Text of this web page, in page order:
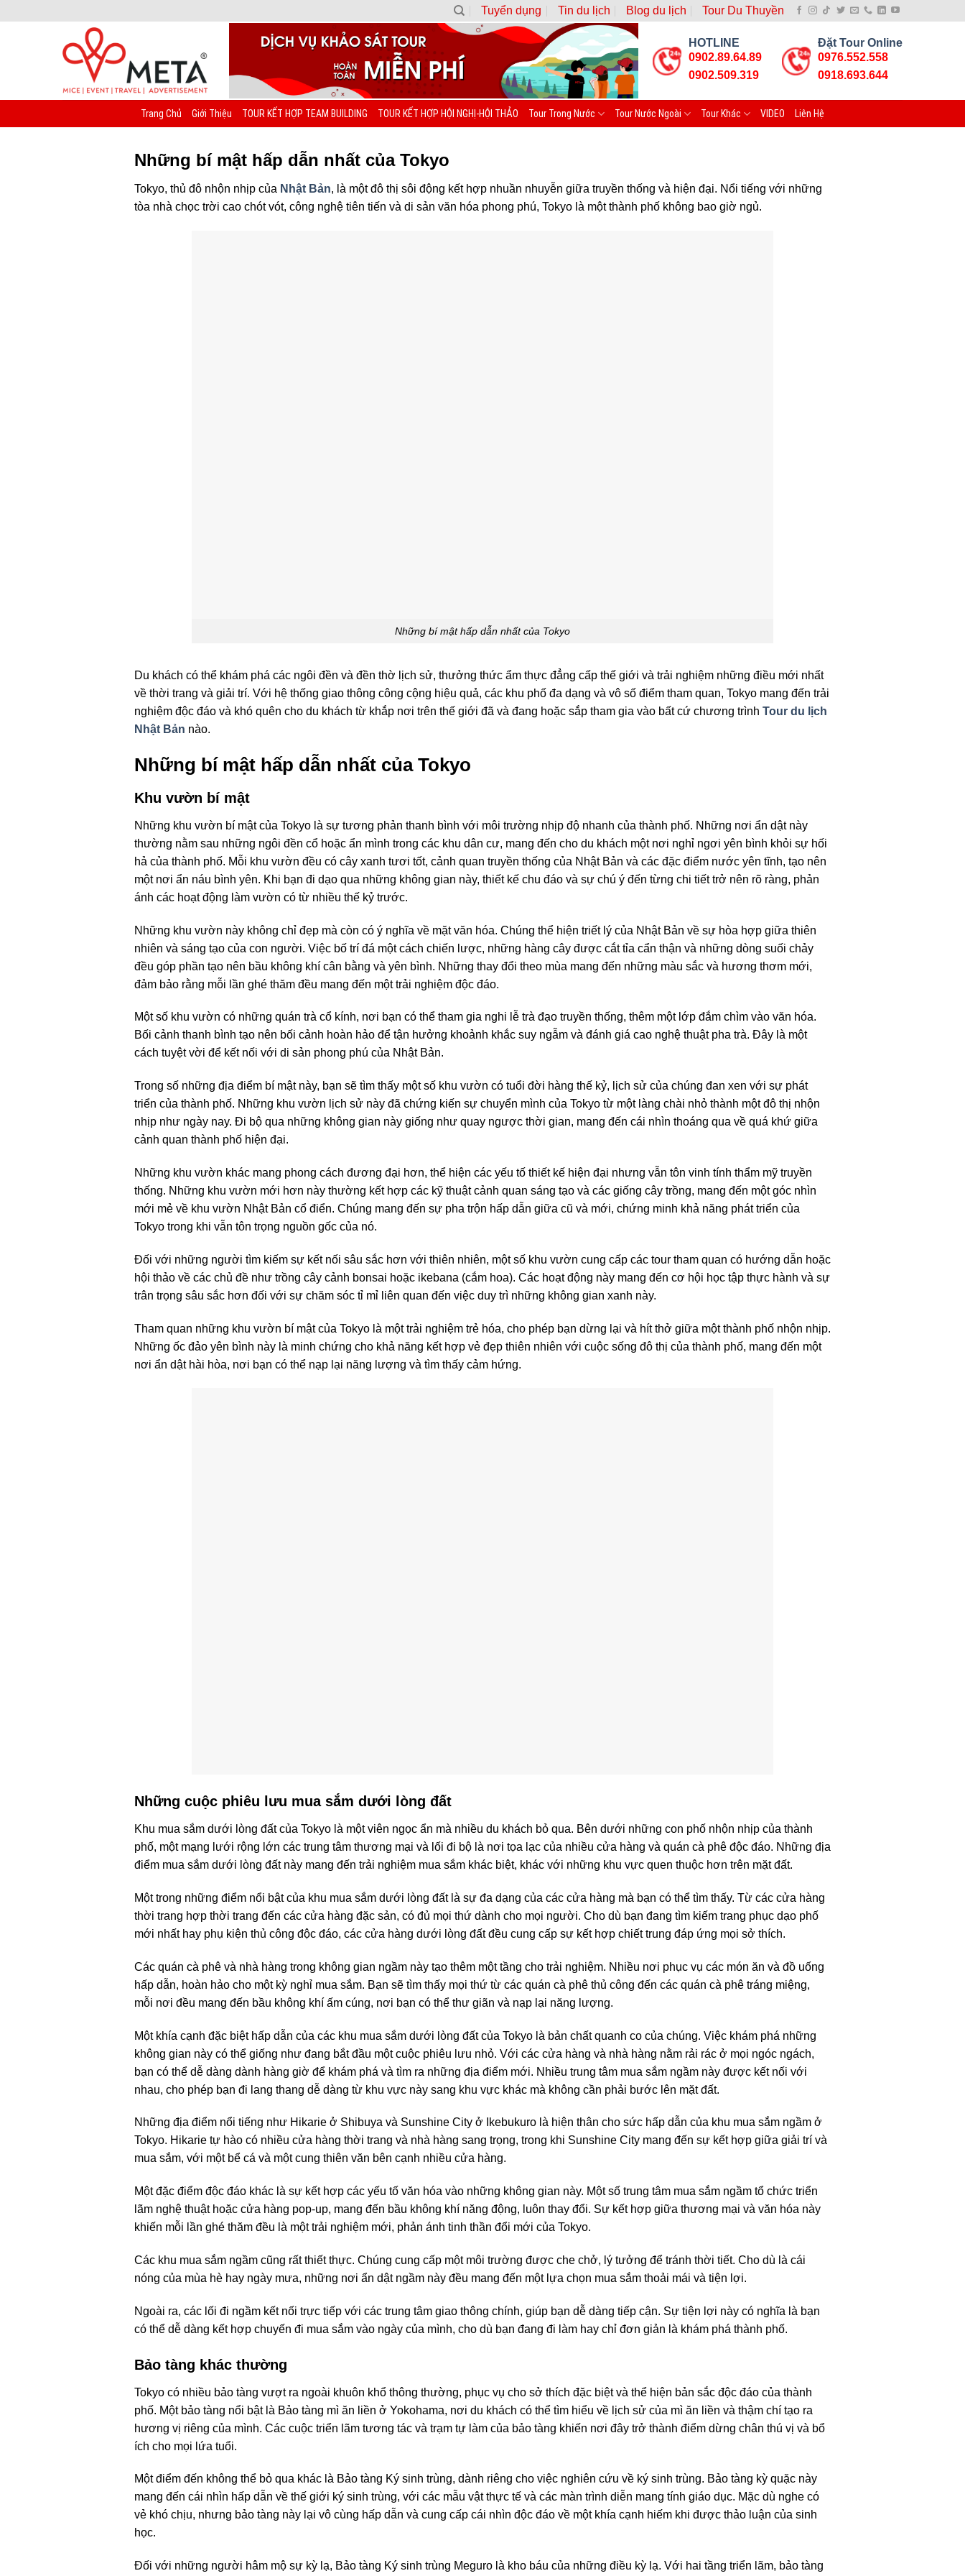
Tuyển dụng Tin du lịch Blog du lịch Tour Du Thuyền
HOTLINE
0902.89.64.89
0902.509.319
Đặt Tour Online
0976.552.558
0918.693.644
Trang Chủ Giới Thiệu TOUR KẾT HỢP TEAM BUILDING TOUR KẾT HỢP HỘI NGHỊ-HỘI THẢO Tour Trong Nước Tour Nước Ngoài Tour Khác VIDEO Liên Hệ
Những bí mật hấp dẫn nhất của Tokyo
Tokyo, thủ đô nhộn nhịp của Nhật Bản, là một đô thị sôi động kết hợp nhuần nhuyễn giữa truyền thống và hiện đại. Nổi tiếng với những
tòa nhà chọc trời cao chót vót, công nghệ tiên tiến và di sản văn hóa phong phú, Tokyo là một thành phố không bao giờ ngủ.
Những bí mật hấp dẫn nhất của Tokyo
Du khách có thể khám phá các ngôi đền và đền thờ lịch sử, thưởng thức ẩm thực đẳng cấp thế giới và trải nghiệm những điều mới nhất
về thời trang và giải trí. Với hệ thống giao thông công cộng hiệu quả, các khu phố đa dạng và vô số điểm tham quan, Tokyo mang đến trải
nghiệm độc đáo và khó quên cho du khách từ khắp nơi trên thế giới đã và đang hoặc sắp tham gia vào bất cứ chương trình Tour du lịch
Nhật Bản nào.
Những bí mật hấp dẫn nhất của Tokyo
Khu vườn bí mật
Những khu vườn bí mật của Tokyo là sự tương phản thanh bình với môi trường nhịp độ nhanh của thành phố. Những nơi ẩn dật này
thường nằm sau những ngôi đền cổ hoặc ẩn mình trong các khu dân cư, mang đến cho du khách một nơi nghỉ ngơi yên bình khỏi sự hối
hả của thành phố. Mỗi khu vườn đều có cây xanh tươi tốt, cảnh quan truyền thống của Nhật Bản và các đặc điểm nước yên tĩnh, tạo nên
một nơi ẩn náu bình yên. Khi bạn đi dạo qua những không gian này, thiết kế chu đáo và sự chú ý đến từng chi tiết trở nên rõ ràng, phản
ánh các hoạt động làm vườn có từ nhiều thế kỷ trước.
Những khu vườn này không chỉ đẹp mà còn có ý nghĩa về mặt văn hóa. Chúng thể hiện triết lý của Nhật Bản về sự hòa hợp giữa thiên
nhiên và sáng tạo của con người. Việc bố trí đá một cách chiến lược, những hàng cây được cắt tỉa cẩn thận và những dòng suối chảy
đều góp phần tạo nên bầu không khí cân bằng và yên bình. Những thay đổi theo mùa mang đến những màu sắc và hương thơm mới,
đảm bảo rằng mỗi lần ghé thăm đều mang đến một trải nghiệm độc đáo.
Một số khu vườn có những quán trà cổ kính, nơi bạn có thể tham gia nghi lễ trà đạo truyền thống, thêm một lớp đắm chìm vào văn hóa.
Bối cảnh thanh bình tạo nên bối cảnh hoàn hảo để tận hưởng khoảnh khắc suy ngẫm và đánh giá cao nghệ thuật pha trà. Đây là một
cách tuyệt vời để kết nối với di sản phong phú của Nhật Bản.
Trong số những địa điểm bí mật này, bạn sẽ tìm thấy một số khu vườn có tuổi đời hàng thế kỷ, lịch sử của chúng đan xen với sự phát
triển của thành phố. Những khu vườn lịch sử này đã chứng kiến ​​sự chuyển mình của Tokyo từ một làng chài nhỏ thành một đô thị nhộn
nhịp như ngày nay. Đi bộ qua những không gian này giống như quay ngược thời gian, mang đến cái nhìn thoáng qua về quá khứ giữa
cảnh quan thành phố hiện đại.
Những khu vườn khác mang phong cách đương đại hơn, thể hiện các yếu tố thiết kế hiện đại nhưng vẫn tôn vinh tính thẩm mỹ truyền
thống. Những khu vườn mới hơn này thường kết hợp các kỹ thuật cảnh quan sáng tạo và các giống cây trồng, mang đến một góc nhìn
mới mẻ về khu vườn Nhật Bản cổ điển. Chúng mang đến sự pha trộn hấp dẫn giữa cũ và mới, chứng minh khả năng phát triển của
Tokyo trong khi vẫn tôn trọng nguồn gốc của nó.
Đối với những người tìm kiếm sự kết nối sâu sắc hơn với thiên nhiên, một số khu vườn cung cấp các tour tham quan có hướng dẫn hoặc
hội thảo về các chủ đề như trồng cây cảnh bonsai hoặc ikebana (cắm hoa). Các hoạt động này mang đến cơ hội học tập thực hành và sự
trân trọng sâu sắc hơn đối với sự chăm sóc tỉ mỉ liên quan đến việc duy trì những không gian xanh này.
Tham quan những khu vườn bí mật của Tokyo là một trải nghiệm trẻ hóa, cho phép bạn dừng lại và hít thở giữa một thành phố nhộn nhịp.
Những ốc đảo yên bình này là minh chứng cho khả năng kết hợp vẻ đẹp thiên nhiên với cuộc sống đô thị của thành phố, mang đến một
nơi ẩn dật hài hòa, nơi bạn có thể nạp lại năng lượng và tìm thấy cảm hứng.
Những cuộc phiêu lưu mua sắm dưới lòng đất
Khu mua sắm dưới lòng đất của Tokyo là một viên ngọc ẩn mà nhiều du khách bỏ qua. Bên dưới những con phố nhộn nhịp của thành
phố, một mạng lưới rộng lớn các trung tâm thương mại và lối đi bộ là nơi tọa lạc của nhiều cửa hàng và quán cà phê độc đáo. Những địa
điểm mua sắm dưới lòng đất này mang đến trải nghiệm mua sắm khác biệt, khác với những khu vực quen thuộc hơn trên mặt đất.
Một trong những điểm nổi bật của khu mua sắm dưới lòng đất là sự đa dạng của các cửa hàng mà bạn có thể tìm thấy. Từ các cửa hàng
thời trang hợp thời trang đến các cửa hàng đặc sản, có đủ mọi thứ dành cho mọi người. Cho dù bạn đang tìm kiếm trang phục dạo phố
mới nhất hay phụ kiện thủ công độc đáo, các cửa hàng dưới lòng đất đều cung cấp sự kết hợp chiết trung đáp ứng mọi sở thích.
Các quán cà phê và nhà hàng trong không gian ngầm này tạo thêm một tầng cho trải nghiệm. Nhiều nơi phục vụ các món ăn và đồ uống
hấp dẫn, hoàn hảo cho một kỳ nghỉ mua sắm. Bạn sẽ tìm thấy mọi thứ từ các quán cà phê thủ công đến các quán cà phê tráng miệng,
mỗi nơi đều mang đến bầu không khí ấm cúng, nơi bạn có thể thư giãn và nạp lại năng lượng.
Một khía cạnh đặc biệt hấp dẫn của các khu mua sắm dưới lòng đất của Tokyo là bản chất quanh co của chúng. Việc khám phá những
không gian này có thể giống như đang bắt đầu một cuộc phiêu lưu nhỏ. Với các cửa hàng và nhà hàng nằm rải rác ở mọi ngóc ngách,
bạn có thể dễ dàng dành hàng giờ để khám phá và tìm ra những địa điểm mới. Nhiều trung tâm mua sắm ngầm này được kết nối với
nhau, cho phép bạn đi lang thang dễ dàng từ khu vực này sang khu vực khác mà không cần phải bước lên mặt đất.
Những địa điểm nổi tiếng như Hikarie ở Shibuya và Sunshine City ở Ikebukuro là hiện thân cho sức hấp dẫn của khu mua sắm ngầm ở
Tokyo. Hikarie tự hào có nhiều cửa hàng thời trang và nhà hàng sang trọng, trong khi Sunshine City mang đến sự kết hợp giữa giải trí và
mua sắm, với một bể cá và một cung thiên văn bên cạnh nhiều cửa hàng.
Một đặc điểm độc đáo khác là sự kết hợp các yếu tố văn hóa vào những không gian này. Một số trung tâm mua sắm ngầm tổ chức triển
lãm nghệ thuật hoặc cửa hàng pop-up, mang đến bầu không khí năng động, luôn thay đổi. Sự kết hợp giữa thương mại và văn hóa này
khiến mỗi lần ghé thăm đều là một trải nghiệm mới, phản ánh tinh thần đổi mới của Tokyo.
Các khu mua sắm ngầm cũng rất thiết thực. Chúng cung cấp một môi trường được che chở, lý tưởng để tránh thời tiết. Cho dù là cái
nóng của mùa hè hay ngày mưa, những nơi ẩn dật ngầm này đều mang đến một lựa chọn mua sắm thoải mái và tiện lợi.
Ngoài ra, các lối đi ngầm kết nối trực tiếp với các trung tâm giao thông chính, giúp bạn dễ dàng tiếp cận. Sự tiện lợi này có nghĩa là bạn
có thể dễ dàng kết hợp chuyến đi mua sắm vào ngày của mình, cho dù bạn đang đi làm hay chỉ đơn giản là khám phá thành phố.
Bảo tàng khác thường
Tokyo có nhiều bảo tàng vượt ra ngoài khuôn khổ thông thường, phục vụ cho sở thích đặc biệt và thể hiện bản sắc độc đáo của thành
phố. Một bảo tàng nổi bật là Bảo tàng mì ăn liền ở Yokohama, nơi du khách có thể tìm hiểu về lịch sử của mì ăn liền và thậm chí tạo ra
hương vị riêng của mình. Các cuộc triển lãm tương tác và trạm tự làm của bảo tàng khiến nơi đây trở thành điểm dừng chân thú vị và bổ
ích cho mọi lứa tuổi.
Một điểm đến không thể bỏ qua khác là Bảo tàng Ký sinh trùng, dành riêng cho việc nghiên cứu về ký sinh trùng. Bảo tàng kỳ quặc này
mang đến cái nhìn hấp dẫn về thế giới ký sinh trùng, với các mẫu vật thực tế và các màn trình diễn mang tính giáo dục. Mặc dù nghe có
vẻ khó chịu, nhưng bảo tàng này lại vô cùng hấp dẫn và cung cấp cái nhìn độc đáo về một khía cạnh hiếm khi được thảo luận của sinh
học.
Đối với những người hâm mộ sự kỳ lạ, Bảo tàng Ký sinh trùng Meguro là kho báu của những điều kỳ lạ. Với hai tầng triển lãm, bảo tàng